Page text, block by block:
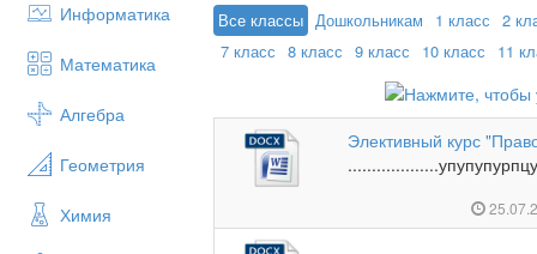
Информатика
Математика
Алгебра
Геометрия
Химия
Все классы Дошкольникам 1 класс 2
7 класс 8 класс 9 класс 10 класс 11
Элективный курс